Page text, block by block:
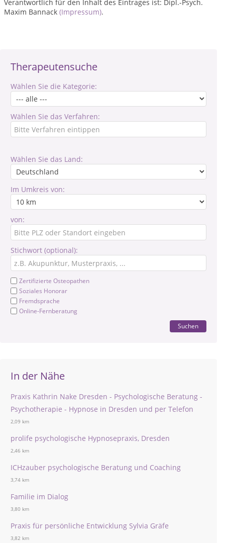
Therapeutensuche
Wählen Sie die Kategorie:
Wählen Sie das Verfahren:
Wählen Sie das Land:
Im Umkreis von:
von:
Stichwort (optional):
Zertifizierte Osteopathen
Soziales Honorar
Fremdsprache
Online-Fernberatung
Suchen
In der Nähe
Praxis Kathrin Nake Dresden - Psychologische Beratung -
Psychotherapie - Hypnose in Dresden und per Telefon
2,09 km
prolife psychologische Hypnosepraxis, Dresden
2,46 km
ICHzauber psychologische Beratung und Coaching
3,74 km
Familie im Dialog
3,80 km
Praxis für persönliche Entwicklung Sylvia Gräfe
3,82 km
Verantwortlich für den Inhalt des Eintrages ist: Dipl.-Psych.
Maxim Bannack (Impressum).